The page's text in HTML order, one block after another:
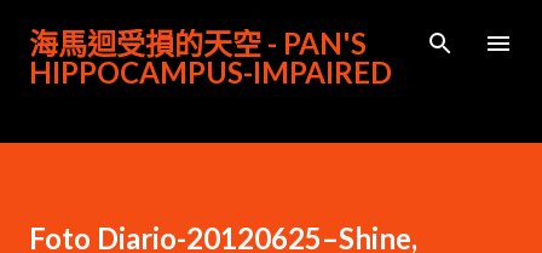
跳到主要內容
海馬迴受損的天空 - PAN'S
HIPPOCAMPUS-IMPAIRED
Foto Diario-20120625–Shine,